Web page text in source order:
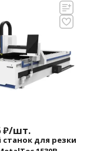
₽/шт.
для резки